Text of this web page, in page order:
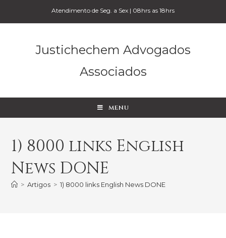
Atendimento de Seg. a Sex | 08hrs as 18hrs
Justichechem Advogados
Associados
MENU
1) 8000 links English
News DONE
> Artigos > 1) 8000 links English News DONE